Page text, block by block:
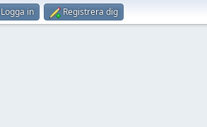
Logga in Registrera dig